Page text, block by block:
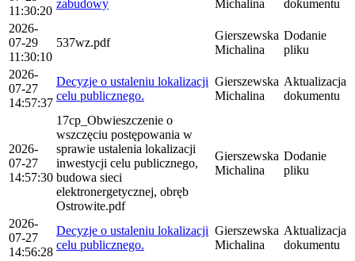
11:30:20
zabudowy
Michalina
dokumentu
2026-
07-29
11:30:10
537wz.pdf
Gierszewska
Michalina
Dodanie
pliku
2026-
07-27
14:57:37
Decyzje o ustaleniu lokalizacji
celu publicznego.
Gierszewska
Michalina
Aktualizacja
dokumentu
2026-
07-27
14:57:30
17cp_Obwieszczenie o
wszczęciu postępowania w
sprawie ustalenia lokalizacji
inwestycji celu publicznego,
budowa sieci
elektronergetycznej, obręb
Ostrowite.pdf
Gierszewska
Michalina
Dodanie
pliku
2026-
07-27
14:56:28
Decyzje o ustaleniu lokalizacji
celu publicznego.
Gierszewska
Michalina
Aktualizacja
dokumentu